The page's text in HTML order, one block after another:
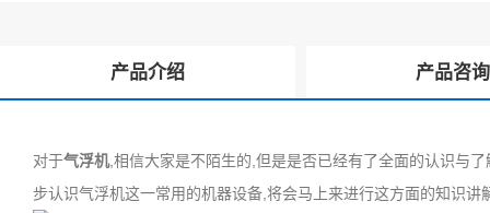
产品介绍 产品咨询
对于气浮机,相信大家是不陌生的,但是是否已经有了全面的认识与
步认识气浮机这一常用的机器设备,将会马上来进行这方面的知识讲